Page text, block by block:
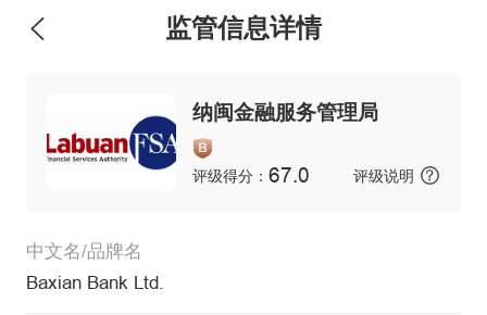
监管信息详情
纳闽金融服务管理局
评级得分： 67.0 评级说明
中文名/品牌名
Baxian Bank Ltd.